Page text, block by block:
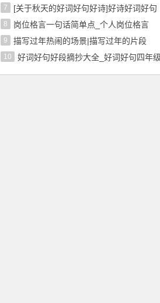
7 [关于秋天的好词好句好诗]好诗好词好句
8 岗位格言一句话简单点_个人岗位格言
9 描写过年热闹的场景|描写过年的片段
10 好词好句好段摘抄大全_好词好句四年级